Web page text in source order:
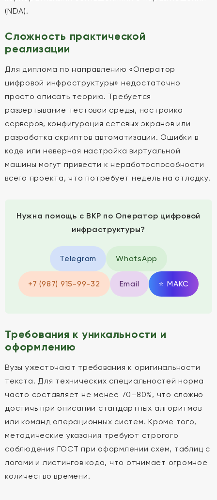
(NDA).
Сложность практической
реализации
Для диплома по направлению «Оператор
цифровой инфраструктуры» недостаточно
просто описать теорию. Требуется
развертывание тестовой среды, настройка
серверов, конфигурация сетевых экранов или
разработка скриптов автоматизации. Ошибки в
коде или неверная настройка виртуальной
машины могут привести к неработоспособности
всего проекта, что потребует недель на отладку.
Нужна помощь с ВКР по Оператор цифровой
инфраструктуры?
Telegram WhatsApp
+7 (987) 915-99-32 Email ⭐ MAКС
Требования к уникальности и
оформлению
Вузы ужесточают требования к оригинальности
текста. Для технических специальностей норма
часто составляет не менее 70–80%, что сложно
достичь при описании стандартных алгоритмов
или команд операционных систем. Кроме того,
методические указания требуют строгого
соблюдения ГОСТ при оформлении схем, таблиц с
логами и листингов кода, что отнимает огромное
количество времени.